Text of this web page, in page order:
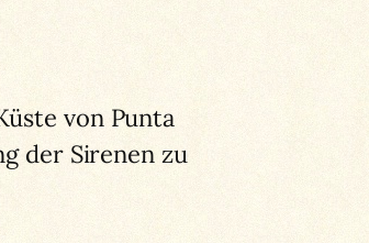
von Punta
der Sirenen zu